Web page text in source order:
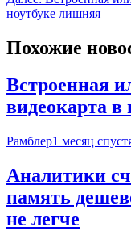
ноутбуке лишняя
Похожие
Встроенная
видеокарта в
Рамблер1 месяц
Аналитики
память
не легче